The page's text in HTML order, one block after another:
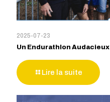
2025-07-23
Un Endurathlon Audacieux
Lire la suite